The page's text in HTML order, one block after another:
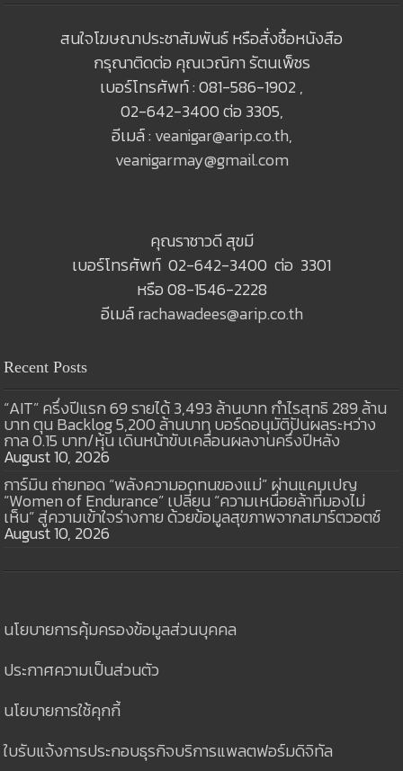
สนใจโฆษณาประชาสัมพันธ์ หรือสั่งซื้อหนังสือ
กรุณาติดต่อ คุณเวณิกา รัตนเพ็ชร
เบอร์โทรศัพท์ : 081-586-1902 ,
02-642-3400 ต่อ 3305,
อีเมล์ : veanigar@arip.co.th,
veanigarmay@gmail.com
คุณราชาวดี สุขมี
เบอร์โทรศัพท์ 02-642-3400 ต่อ 3301
หรือ 08-1546-2228
อีเมล์rachawadees@arip.co.th
Recent Posts
“AIT” ครึ่งปีแรก 69 รายได้ 3,493 ล้านบาท กำไรสุทธิ 289 ล้าน
บาท ตุน Backlog 5,200 ล้านบาท บอร์ดอนุมัติปันผลระหว่าง
กาล 0.15 บาท/หุ้น เดินหน้าขับเคลื่อนผลงานครึ่งปีหลัง
August 10, 2026
การ์มิน ถ่ายทอด “พลังความอดทนของแม่” ผ่านแคมเปญ
“Women of Endurance” เปลี่ยน “ความเหนื่อยล้าที่มองไม่
เห็น” สู่ความเข้าใจร่างกาย ด้วยข้อมูลสุขภาพจากสมาร์ตวอตช์
August 10, 2026
นโยบายการคุ้มครองข้อมูลส่วนบุคคล
ประกาศความเป็นส่วนตัว
นโยบายการใช้คุกกี้
ใบรับแจ้งการประกอบธุรกิจบริการแพลตฟอร์มดิจิทัล